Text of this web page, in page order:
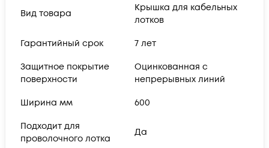
Вид товара
Крышка для кабельных
лотков
Гарантийный срок 7 лет
Защитное покрытие
поверхности
Оцинкованная с
непрерывных линий
Ширина мм 600
Подходит для
проволочного лотка
Да